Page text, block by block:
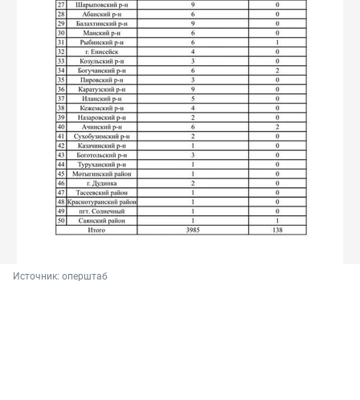
Источник: оперштаб